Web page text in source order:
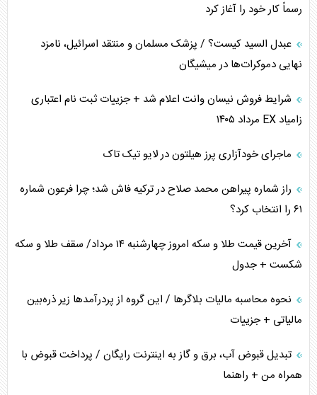
همسویی عربستان با سنتکام علیه متحدان ایران
ترامپ و توهم خلع سلاح حماس
چرا کویت به دنبال شریک امنیتی جدید است؟
اعتراف غرب به قدرت ایران در تثبیت معادلات
خطای راهبردی ترامپ مقابل برزیل
رسماً کار خود را آغاز کرد
عبدل السید کیست؟ / پزشک مسلمان و منتقد اسرائیل، نامزد
نهایی دموکرات‌ها در میشیگان
شرایط فروش نیسان وانت اعلام شد + جزییات ثبت نام اعتباری
زامیاد EX مرداد ۱۴۰۵
ماجرای خودآزاری پرز هیلتون در لایو تیک تاک
راز شماره پیراهن محمد صلاح در ترکیه فاش شد؛ چرا فرعون شماره
۶۱ را انتخاب کرد؟
آخرین قیمت طلا و سکه امروز چهارشنبه ۱۴ مرداد/ سقف طلا و سکه
شکست + جدول
نحوه محاسبه مالیات بلاگر‌ها / این گروه از پردرآمد‌ها زیر ذره‌بین
مالیاتی + جزییات
تبدیل قبوض آب، برق و گاز به اینترنت رایگان / پرداخت قبوض با
همراه من + راهنما